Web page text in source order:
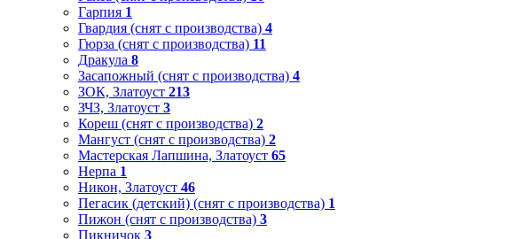
Гарпия 1
Гвардия (снят с производства) 4
Гюрза (снят с производства) 11
Дракула 8
Засапожный (снят с производства) 4
ЗОК, Златоуст 213
ЗЧЗ, Златоуст 3
Кореш (снят с производства) 2
Мангуст (снят с производства) 2
Мастерская Лапшина, Златоуст 65
Нерпа 1
Никон, Златоуст 46
Пегасик (детский) (снят с производства) 1
Пижон (снят с производства) 3
Пикничок 3